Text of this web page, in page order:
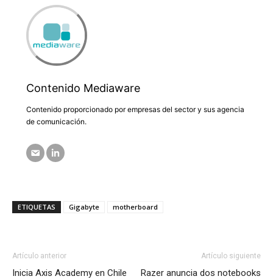
Contenido Mediaware
Contenido proporcionado por empresas del sector y sus agencia
de comunicación.
ETIQUETAS Gigabyte motherboard
Artículo anterior
Inicia Axis Academy en Chile
Artículo siguiente
Razer anuncia dos notebooks